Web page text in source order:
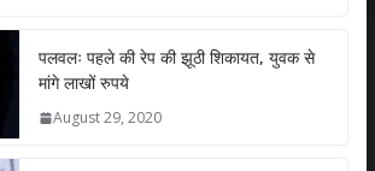
er e
dI
n
l e
पलवलः पहले की रेप की झूठी शिकायत, युवक से
मांगे लाखों रुपये
August 29, 2020